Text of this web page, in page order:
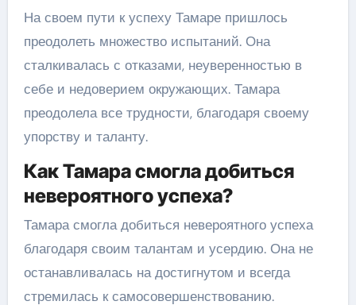
На своем пути к успеху Тамаре пришлось
преодолеть множество испытаний. Она
сталкивалась с отказами, неуверенностью в
себе и недоверием окружающих. Тамара
преодолела все трудности, благодаря своему
упорству и таланту.
Как Тамара смогла добиться
невероятного успеха?
Тамара смогла добиться невероятного успеха
благодаря своим талантам и усердию. Она не
останавливалась на достигнутом и всегда
стремилась к самосовершенствованию.